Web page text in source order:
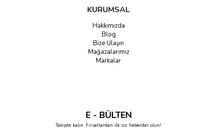
hazırlıklı olun. İhtiyacınıza en uygunspor çorap
paketlerini avantajlı fiyatlarla hemen keşfedin ve sağlığınızı
KURUMSAL
Hakkımızda
Blog
Bize Ulaşın
Mağazalarımız
Markalar
E - BÜLTEN
Takipte kalın. Fırsatlardan ilk siz haberdar olun!